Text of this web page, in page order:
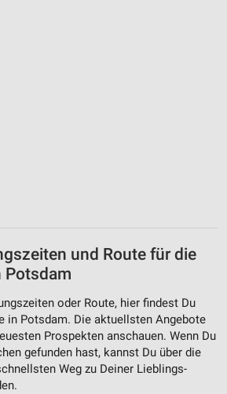
und Route für die
Potsdam
oder Route, hier findest Du
in Potsdam. Die aktuellsten Angebote
Prospekten anschauen. Wenn Du
gefunden hast, kannst Du über die
Weg zu Deiner Lieblings-